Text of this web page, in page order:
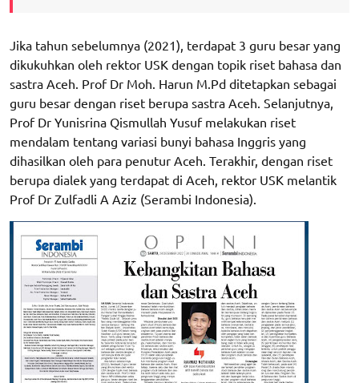
Jika tahun sebelumnya (2021), terdapat 3 guru besar yang
dikukuhkan oleh rektor USK dengan topik riset bahasa dan
sastra Aceh. Prof Dr Moh. Harun M.Pd ditetapkan sebagai
guru besar dengan riset berupa sastra Aceh. Selanjutnya,
Prof Dr Yunisrina Qismullah Yusuf melakukan riset
mendalam tentang variasi bunyi bahasa Inggris yang
dihasilkan oleh para penutur Aceh. Terakhir, dengan riset
berupa dialek yang terdapat di Aceh, rektor USK melantik
Prof Dr Zulfadli A Aziz (Serambi Indonesia).